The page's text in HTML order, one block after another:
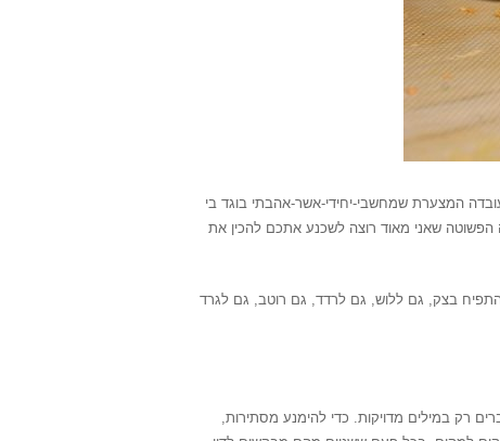
המצערת שמחשבי-יחידי-אשר-אהבתי בוגד בי
שאני מאוד רוצה לשכנע אתכם להכין את
בצק, גם ללוש, גם לרדד, גם רוטב, גם לגרד
רק במילים מדויקות. כדי להימנע מסתירות,